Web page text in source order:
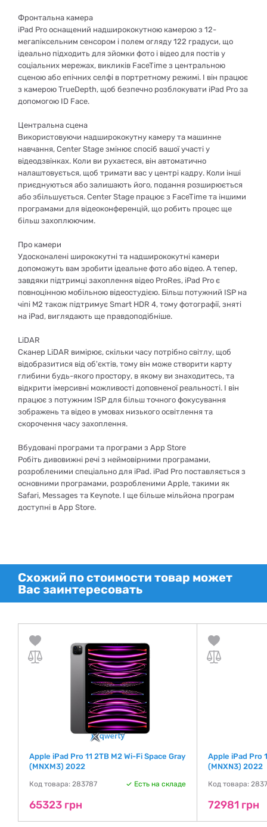
Фронтальна камера
iPad Pro оснащений надширококутною камерою з 12-
мегапіксельним сенсором і полем огляду 122 градуси, що
ідеально підходить для зйомки фото і відео для постів у
соціальних мережах, викликів FaceTime з центральною
сценою або епічних селфі в портретному режимі. І він працює
з камерою TrueDepth, щоб безпечно розблокувати iPad Pro за
допомогою ID Face.
Центральна сцена
Використовуючи надширококутну камеру та машинне
навчання, Center Stage змінює спосіб вашої участі у
відеодзвінках. Коли ви рухаєтеся, він автоматично
налаштовується, щоб тримати вас у центрі кадру. Коли інші
приєднуються або залишають його, подання розширюється
або збільшується. Center Stage працює з FaceTime та іншими
програмами для відеоконференцій, що робить процес ще
більш захоплюючим.
Про камери
Удосконалені ширококутні та надширококутні камери
допоможуть вам зробити ідеальне фото або відео. А тепер,
завдяки підтримці захоплення відео ProRes, iPad Pro є
повноцінною мобільною відеостудією. Більш потужний ISP на
чіпі M2 також підтримує Smart HDR 4, тому фотографії, зняті
на iPad, виглядають ще правдоподібніше.
LiDAR
Сканер LiDAR вимірює, скільки часу потрібно світлу, щоб
відобразитися від об'єктів, тому він може створити карту
глибини будь-якого простору, в якому ви знаходитесь, та
відкрити імерсивні можливості доповненої реальності. І він
працює з потужним ISP для більш точного фокусування
зображень та відео в умовах низького освітлення та
скорочення часу захоплення.
Вбудовані програми та програми з App Store
Робіть дивовижні речі з неймовірними програмами,
розробленими спеціально для iPad. iPad Pro поставляється з
основними програмами, розробленими Apple, такими як
Safari, Messages та Keynote. І ще більше мільйона програм
доступні в App Store.
Схожий по стоимости товар может
Вас заинтересовать
Apple iPad Pro 11 2TB M2 Wi-Fi Space Gray
(MNXM3) 2022
Код товара: 283787 Есть на складе
65323 грн
Apple iPad Pro
(MNXN3) 2022
Код товара:
72981 грн